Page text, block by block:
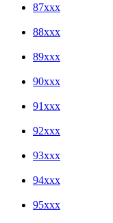
87xxx
88xxx
89xxx
90xxx
91xxx
92xxx
93xxx
94xxx
95xxx